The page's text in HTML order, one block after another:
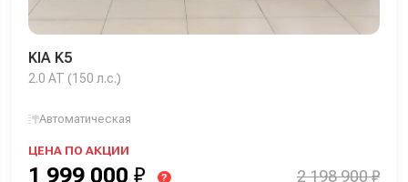
KIA K5
2.0 AT (150 л.с.)
Автоматическая
ЦЕНА ПО АКЦИИ
1 999 000 ₽ ? 2 198 900 ₽